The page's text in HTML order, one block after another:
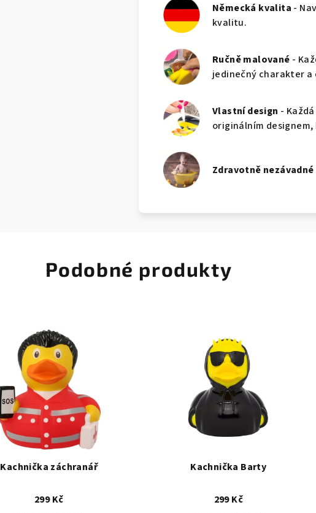
Německá kvalita -
kvalitu.
Ručně malované -
jedinečný charakter a
Vlastní design -
originálním
Zdravotně nezávadné
Podobné produkty
Kachnička záchranář
299 Kč
Kachnička Barty
299 Kč